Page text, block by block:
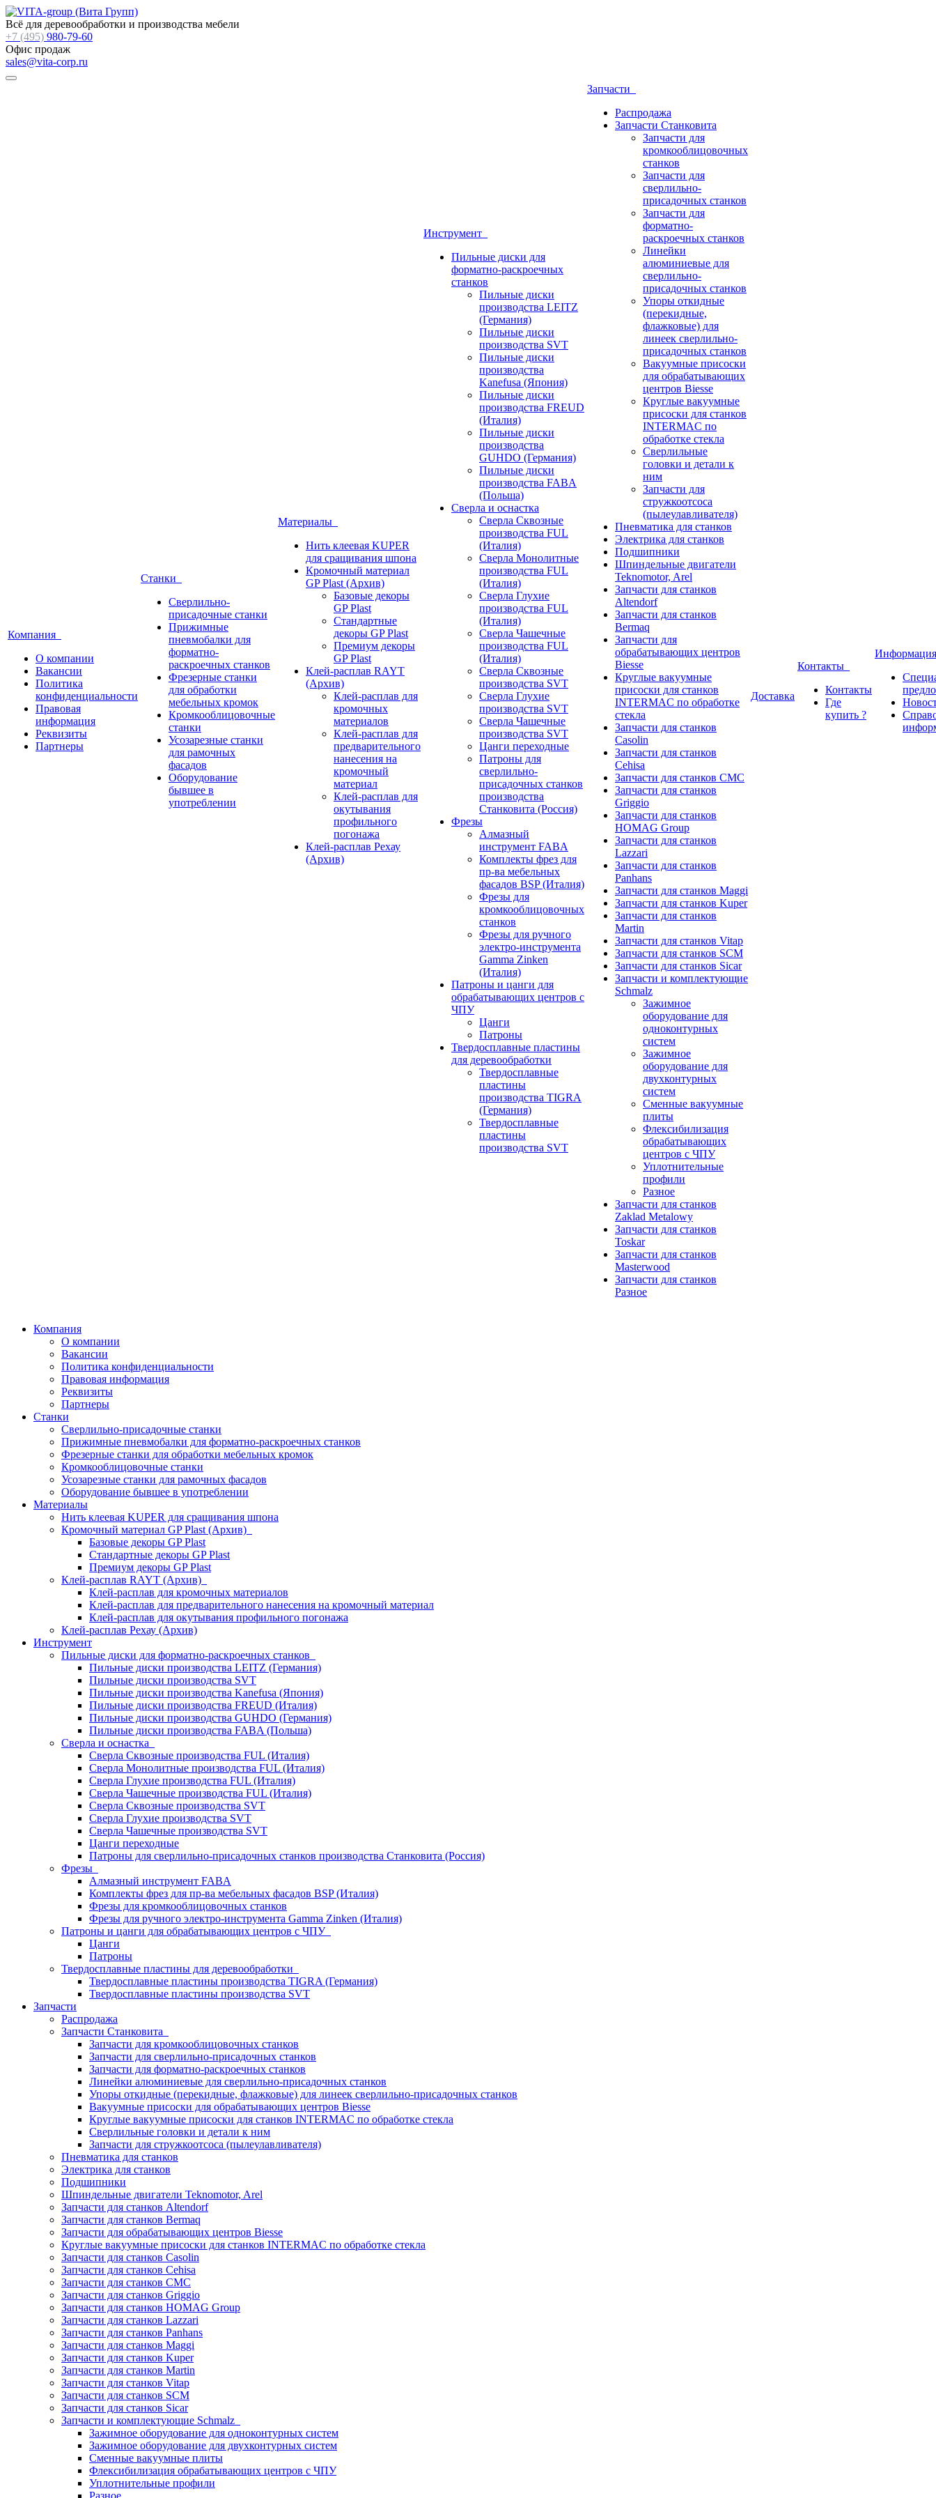
Всё для деревообработки и производства мебели
+7 (495) 980-79-60
Офис продаж
sales@vita-corp.ru
Компания
О компании
Вакансии
Политика
конфиденциальности
Правовая
информация
Реквизиты
Партнеры
Станки
Сверлильно-
присадочные станки
Прижимные
пневмобалки для
форматно-
раскроечных станков
Фрезерные станки
для обработки
мебельных кромок
Кромкооблицовочные
станки
Усозарезные станки
для рамочных
фасадов
Оборудование
бывшее в
употреблении
Материалы
Нить клеевая KUPER
для сращивания шпона
Кромочный материал
GP Plast (Архив)
Базовые декоры
GP Plast
Стандартные
декоры GP Plast
Премиум декоры
GP Plast
Клей-расплав RAYT
(Архив)
Клей-расплав для
кромочных
материалов
Клей-расплав для
предварительного
нанесения на
кромочный
материал
Клей-расплав для
окутывания
профильного
погонажа
Клей-расплав Рехау
(Архив)
Инструмент
Пильные диски для
форматно-раскроечных
станков
Пильные диски
производства LEITZ
(Германия)
Пильные диски
производства SVT
Пильные диски
производства
Kanefusa (Япония)
Пильные диски
производства FREUD
(Италия)
Пильные диски
производства
GUHDO (Германия)
Пильные диски
производства FABA
(Польша)
Сверла и оснастка
Сверла Сквозные
производства FUL
(Италия)
Сверла Монолитные
производства FUL
(Италия)
Сверла Глухие
производства FUL
(Италия)
Сверла Чашечные
производства FUL
(Италия)
Сверла Сквозные
производства SVT
Сверла Глухие
производства SVT
Сверла Чашечные
производства SVT
Цанги переходные
Патроны для
сверлильно-
присадочных станков
производства
Станковита (Россия)
Фрезы
Алмазный
инструмент FABA
Комплекты фрез для
пр-ва мебельных
фасадов BSP (Италия)
Фрезы для
кромкооблицовочных
станков
Фрезы для ручного
электро-инструмента
Gamma Zinken
(Италия)
Патроны и цанги для
обрабатывающих центров с
ЧПУ
Цанги
Патроны
Твердосплавные пластины
для деревообработки
Твердосплавные
пластины
производства TIGRA
(Германия)
Твердосплавные
пластины
производства SVT
Запчасти
Распродажа
Запчасти Станковита
Запчасти для
кромкооблицовочных
станков
Запчасти для
сверлильно-
присадочных станков
Запчасти для
форматно-
раскроечных станков
Линейки
алюминиевые для
сверлильно-
присадочных станков
Упоры откидные
(перекидные,
флажковые) для
линеек сверлильно-
присадочных станков
Вакуумные присоски
для обрабатывающих
центров Biesse
Круглые вакуумные
присоски для станков
INTERMAC по
обработке стекла
Сверлильные
головки и детали к
ним
Запчасти для
стружкоотсоса
(пылеулавливателя)
Пневматика для станков
Электрика для станков
Подшипники
Шпиндельные двигатели
Teknomotor, Arel
Запчасти для станков
Altendorf
Запчасти для станков
Bermaq
Запчасти для
обрабатывающих центров
Biesse
Круглые вакуумные
присоски для станков
INTERMAC по обработке
стекла
Запчасти для станков
Casolin
Запчасти для станков
Cehisa
Запчасти для станков CMC
Запчасти для станков
Griggio
Запчасти для станков
HOMAG Group
Запчасти для станков
Lazzari
Запчасти для станков
Panhans
Запчасти для станков Maggi
Запчасти для станков Kuper
Запчасти для станков
Martin
Запчасти для станков Vitap
Запчасти для станков SCM
Запчасти для станков Sicar
Запчасти и комплектующие
Schmalz
Зажимное
оборудование для
одноконтурных
систем
Зажимное
оборудование для
двухконтурных
систем
Сменные вакуумные
плиты
Флексибилизация
обрабатывающих
центров с ЧПУ
Уплотнительные
профили
Разное
Запчасти для станков
Zaklad Metalowy
Запчасти для станков
Toskar
Запчасти для станков
Masterwood
Запчасти для станков
Разное
Доставка
Контакты
Контакты
Где
купить ?
Компания
О компании
Вакансии
Политика конфиденциальности
Правовая информация
Реквизиты
Партнеры
Станки
Сверлильно-присадочные станки
Прижимные пневмобалки для форматно-раскроечных станков
Фрезерные станки для обработки мебельных кромок
Кромкооблицовочные станки
Усозарезные станки для рамочных фасадов
Оборудование бывшее в употреблении
Материалы
Нить клеевая KUPER для сращивания шпона
Кромочный материал GP Plast (Архив)
Базовые декоры GP Plast
Стандартные декоры GP Plast
Премиум декоры GP Plast
Клей-расплав RAYT (Архив)
Клей-расплав для кромочных материалов
Клей-расплав для предварительного нанесения на кромочный материал
Клей-расплав для окутывания профильного погонажа
Клей-расплав Рехау (Архив)
Инструмент
Пильные диски для форматно-раскроечных станков
Пильные диски производства LEITZ (Германия)
Пильные диски производства SVT
Пильные диски производства Kanefusa (Япония)
Пильные диски производства FREUD (Италия)
Пильные диски производства GUHDO (Германия)
Пильные диски производства FABA (Польша)
Сверла и оснастка
Сверла Сквозные производства FUL (Италия)
Сверла Монолитные производства FUL (Италия)
Сверла Глухие производства FUL (Италия)
Сверла Чашечные производства FUL (Италия)
Сверла Сквозные производства SVT
Сверла Глухие производства SVT
Сверла Чашечные производства SVT
Цанги переходные
Патроны для сверлильно-присадочных станков производства Станковита (Россия)
Фрезы
Алмазный инструмент FABA
Комплекты фрез для пр-ва мебельных фасадов BSP (Италия)
Фрезы для кромкооблицовочных станков
Фрезы для ручного электро-инструмента Gamma Zinken (Италия)
Патроны и цанги для обрабатывающих центров с ЧПУ
Цанги
Патроны
Твердосплавные пластины для деревообработки
Твердосплавные пластины производства TIGRA (Германия)
Твердосплавные пластины производства SVT
Запчасти
Распродажа
Запчасти Станковита
Запчасти для кромкооблицовочных станков
Запчасти для сверлильно-присадочных станков
Запчасти для форматно-раскроечных станков
Линейки алюминиевые для сверлильно-присадочных станков
Упоры откидные (перекидные, флажковые) для линеек сверлильно-присадочных станков
Вакуумные присоски для обрабатывающих центров Biesse
Круглые вакуумные присоски для станков INTERMAC по обработке стекла
Сверлильные головки и детали к ним
Запчасти для стружкоотсоса (пылеулавливателя)
Пневматика для станков
Электрика для станков
Подшипники
Шпиндельные двигатели Teknomotor, Arel
Запчасти для станков Altendorf
Запчасти для станков Bermaq
Запчасти для обрабатывающих центров Biesse
Круглые вакуумные присоски для станков INTERMAC по обработке стекла
Запчасти для станков Casolin
Запчасти для станков Cehisa
Запчасти для станков CMC
Запчасти для станков Griggio
Запчасти для станков HOMAG Group
Запчасти для станков Lazzari
Запчасти для станков Panhans
Запчасти для станков Maggi
Запчасти для станков Kuper
Запчасти для станков Martin
Запчасти для станков Vitap
Запчасти для станков SCM
Запчасти для станков Sicar
Запчасти и комплектующие Schmalz
Зажимное оборудование для одноконтурных систем
Зажимное оборудование для двухконтурных систем
Сменные вакуумные плиты
Флексибилизация обрабатывающих центров с ЧПУ
Уплотнительные профили
Разное